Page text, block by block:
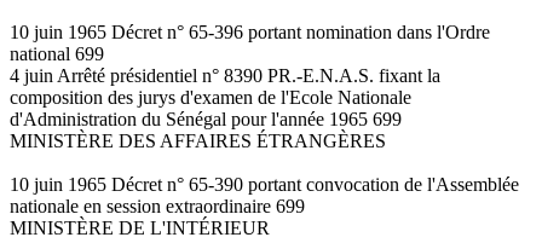
10 juin 1965 Décret n° 65-396 portant nomination dans l'Ordre
national 699
4 juin Arrêté présidentiel n° 8390 PR.-E.N.A.S. fixant la
composition des jurys d'examen de l'Ecole Nationale
d'Administration du Sénégal pour l'année 1965 699
MINISTÈRE DES AFFAIRES ÉTRANGÈRES
10 juin 1965 Décret n° 65-390 portant convocation de l'Assemblée
nationale en session extraordinaire 699
MINISTÈRE DE L'INTÉRIEUR